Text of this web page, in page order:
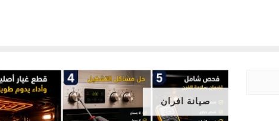
صيانة افران